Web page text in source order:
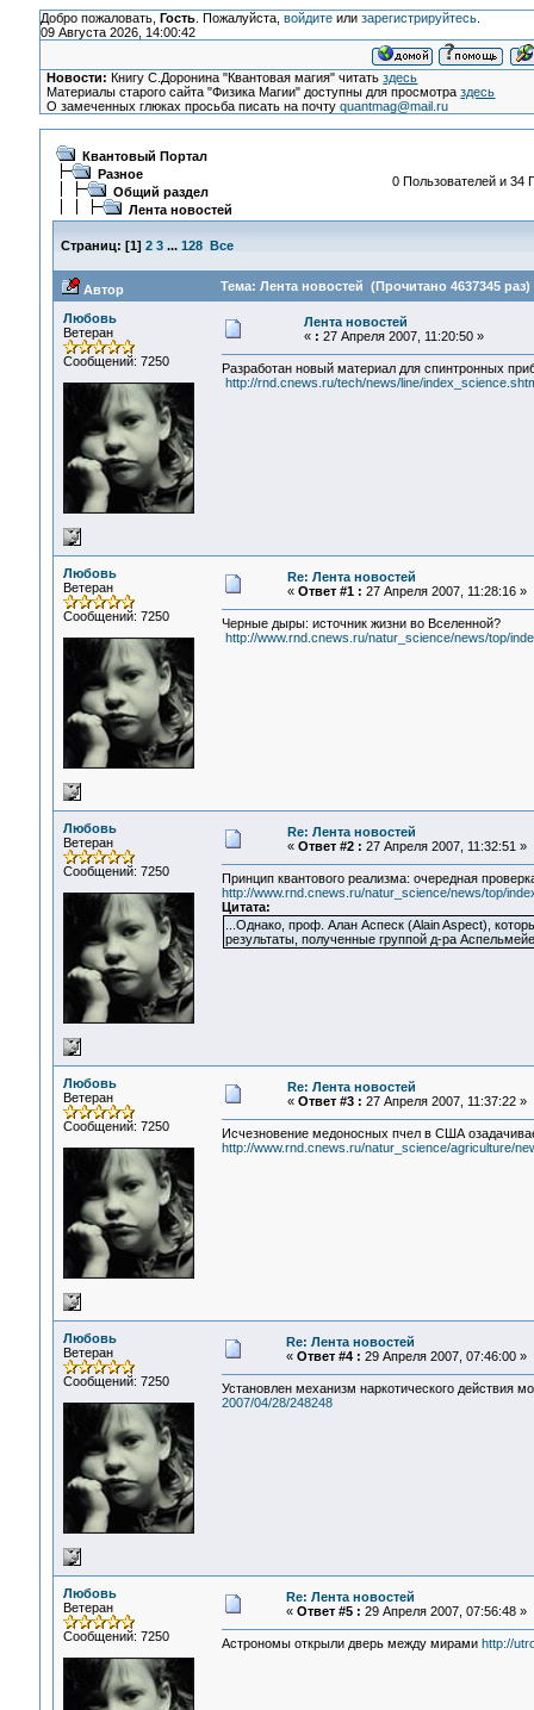
Добро пожаловать, Гость. Пожалуйста, войдитеили зарегистрируйтесь.
09 Августа 2026, 14:00:42
Новости: Книгу С.Доронина "Квантовая магия" читатьздесь
Материалы старого сайта "Физика Магии" доступны для просмотраздесь
О замеченных глюках просьба писать на почтуquantmag@mail.ru
Квантовый Портал
Разное
Общий раздел
Лента новостей
0 Пользователей и 34
Страниц: [1] 2 3 ... 128 Все
Автор Тема: Лента новостей (Прочитано 4637345 раз)
Любовь
Ветеран
Сообщений: 7250
Лента новостей
« : 27 Апреля 2007, 11:20:50 »
Разработан новый материал для спинтронных
http://rnd.cnews.ru/tech/news/line/
Любовь
Ветеран
Сообщений: 7250
Re: Лента новостей
« Ответ #1 : 27 Апреля 2007, 11:28:16 »
Черные дыры: источник жизни во Вселенной?
http://www.rnd.cnews.ru/natur_science/news/top/
Любовь
Ветеран
Сообщений: 7250
Re: Лента новостей
« Ответ #2 : 27 Апреля 2007, 11:32:51 »
Принцип квантового реализма: очередная
http://www.rnd.cnews.ru/natur_science/news/top/
Цитата:
...Однако, проф. Алан Аспеск (Alain Aspect),
результаты, полученные группой д-ра
Любовь
Ветеран
Сообщений: 7250
Re: Лента новостей
« Ответ #3 : 27 Апреля 2007, 11:37:22 »
Исчезновение медоносных пчел в США
http://www.rnd.cnews.ru/natur_science/agriculture/
Любовь
Ветеран
Сообщений: 7250
Re: Лента новостей
« Ответ #4 : 29 Апреля 2007, 07:46:00 »
Установлен механизм наркотического действия
2007/04/28/248248
Любовь
Ветеран
Сообщений: 7250
Re: Лента новостей
« Ответ #5 : 29 Апреля 2007, 07:56:48 »
Астрономы открыли дверь между мирами http://